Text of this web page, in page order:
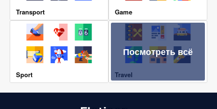
Transport Game
Sport
Посмотреть всё
Travel